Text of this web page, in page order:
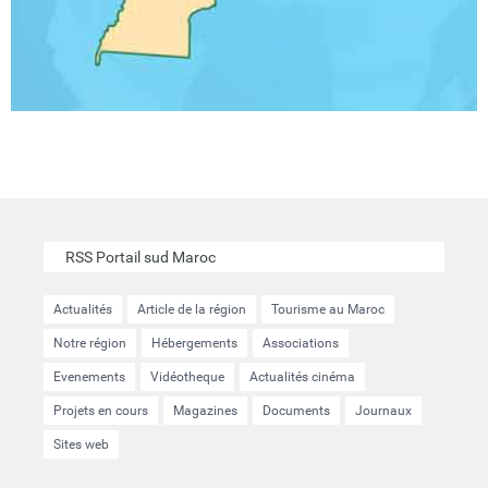
RSS Portail sud Maroc
Actualités Article de la région Tourisme au Maroc
Notre région Hébergements Associations
Evenements Vidéotheque Actualités cinéma
Projets en cours Magazines Documents Journaux
Sites web